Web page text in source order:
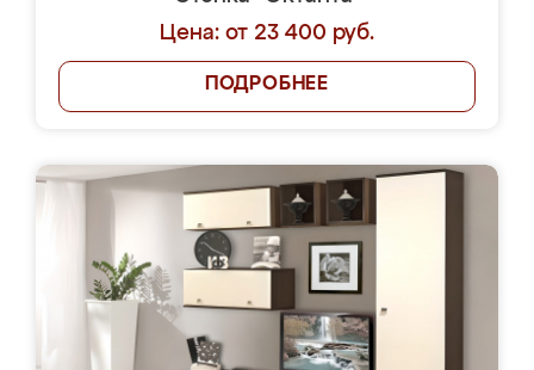
Цена: от 23 400 руб.
ПОДРОБНЕЕ